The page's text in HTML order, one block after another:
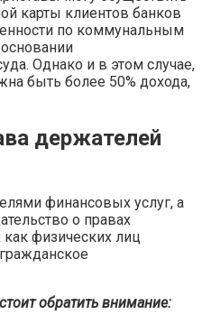
карты клиентов банков
по коммунальным
Однако и в этом случае,
быть более 50% дохода,
держателей
финансовых услуг, а
о правах
как физических лиц
обратить внимание: